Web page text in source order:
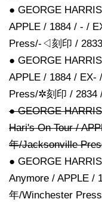
● GEORGE
APPLE / 1884 / - /
Press/-◁刻印 /
● GEORGE
APPLE / 1884 / EX-
Press/✲刻印 / 2834
● GEORGE
Hari's On Tour /
年/Jacksonville
● GEORGE
Anymore / APPLE /
年/Winchester